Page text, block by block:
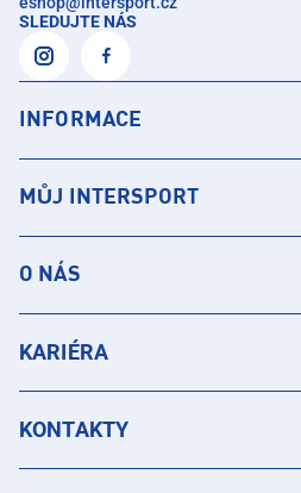
SLEDUJTE NÁS
INFORMACE
MŮJ INTERSPORT
O NÁS
KARIÉRA
KONTAKTY